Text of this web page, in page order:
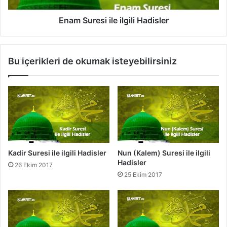
l
e
r
s
i
l
i
H
a
i
s
e
r
Enam Suresi ile ilgili Hadisler
Bu içerikleri de okumak isteyebilirsiniz
Kadir Suresi ile ilgili Hadisler
26 Ekim 2017
Nun (Kalem) Suresi ile ilgili
Hadisler
25 Ekim 2017